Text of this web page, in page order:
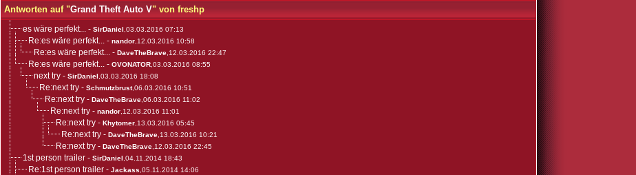
Antworten auf "Grand Theft Auto V" von freshp
es wäre perfekt... - SirDaniel ,03.03.2016 07:13
Re:es wäre perfekt... - nandor ,12.03.2016 10:58
Re:es wäre perfekt... - DaveTheBrave ,12.03.2016 22:47
Re:es wäre perfekt... - OVONATOR ,03.03.2016 08:55
next try - SirDaniel ,03.03.2016 18:08
Re:next try - Schmutzbrust,06.03.2016 10:51
Re:next try - DaveTheBrave ,06.03.2016 11:02
Re:next try - nandor ,12.03.2016 11:01
Re:next try - Khytomer ,13.03.2016 05:45
Re:next try - DaveTheBrave ,13.03.2016 10:21
Re:next try - DaveTheBrave ,12.03.2016 22:45
1st person trailer - SirDaniel ,04.11.2014 18:43
Re:1st person trailer - Jackass ,05.11.2014 14:06